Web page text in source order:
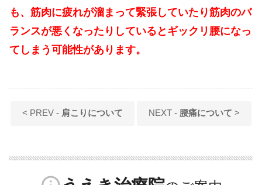
も、筋肉に疲れが溜まって緊張していたり筋肉のバ
ランスが悪くなったりしているとギックリ腰になっ
てしまう可能性があります。
< PREV - 肩こりについて NEXT - 腰痛について >